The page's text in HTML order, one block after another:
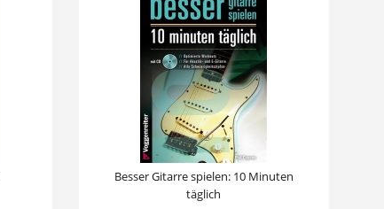
Besser Gitarre spielen: 10 Minuten
täglich